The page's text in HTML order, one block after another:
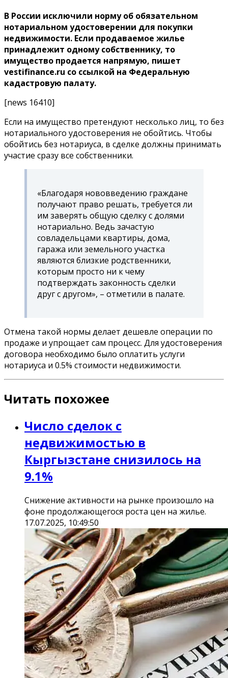
В России исключили норму об обязательном
нотариальном удостоверении для покупки
недвижимости. Если продаваемое жилье
принадлежит одному собственнику, то
имущество продается напрямую, пишет
vestifinance.ru со ссылкой на Федеральную
кадастровую палату.
[news 16410]
Если на имущество претендуют несколько лиц, то без
нотариального удостоверения не обойтись. Чтобы
обойтись без нотариуса, в сделке должны принимать
участие сразу все собственники.
«Благодаря нововведению граждане
получают право решать, требуется ли
им заверять общую сделку с долями
нотариально. Ведь зачастую
совладельцами квартиры, дома,
гаража или земельного участка
являются близкие родственники,
которым просто ни к чему
подтверждать законность сделки
друг с другом», – отметили в палате.
Отмена такой нормы делает дешевле операции по
продаже и упрощает сам процесс. Для удостоверения
договора необходимо было оплатить услуги
нотариуса и 0.5% стоимости недвижимости.
Читать похожее
Число сделок с
недвижимостью в
Кыргызстане снизилось на
9.1%
Снижение активности на рынке произошло на
фоне продолжающегося роста цен на жилье.
17.07.2025, 10:49:50